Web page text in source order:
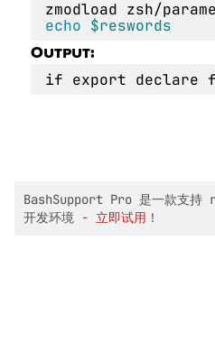
echo $reswords
Output:
BashSupport Pro 是一款支
开发环境 - 立即试用 ！